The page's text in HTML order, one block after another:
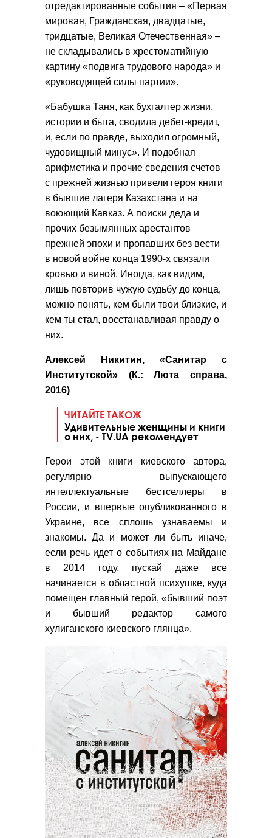
отредактированные события – «Первая
мировая, Гражданская, двадцатые,
тридцатые, Великая Отечественная» –
не складывались в хрестоматийную
картину «подвига трудового народа» и
«руководящей силы партии».
«Бабушка Таня, как бухгалтер жизни,
истории и быта, сводила дебет-кредит,
и, если по правде, выходил огромный,
чудовищный минус». И подобная
арифметика и прочие сведения счетов
с прежней жизнью привели героя книги
в бывшие лагеря Казахстана и на
воюющий Кавказ. А поиски деда и
прочих безымянных арестантов
прежней эпохи и пропавших без вести
в новой войне конца 1990-х связали
кровью и виной. Иногда, как видим,
лишь повторив чужую судьбу до конца,
можно понять, кем были твои близкие, и
кем ты стал, восстанавливая правду о
них.
Алексей Никитин, «Санитар с
Институтской» (К.: Люта справа,
2016)
ЧИТАЙТЕ ТАКОЖ
Удивительные женщины и книги
о них, - TV.UA рекомендует
Герои этой книги киевского автора,
регулярно выпускающего
интеллектуальные бестселлеры в
России, и впервые опубликованного в
Украине, все сплошь узнаваемы и
знакомы. Да и может ли быть иначе,
если речь идет о событиях на Майдане
в 2014 году, пускай даже все
начинается в областной психушке, куда
помещен главный герой, «бывший поэт
и бывший редактор самого
хулиганского киевского глянца».